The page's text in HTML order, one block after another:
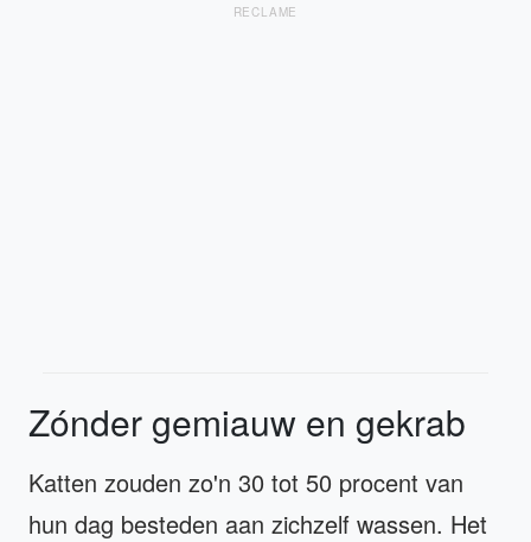
RECLAME
Zónder gemiauw en gekrab
Katten zouden zo'n 30 tot 50 procent van
hun dag besteden aan zichzelf wassen. Het